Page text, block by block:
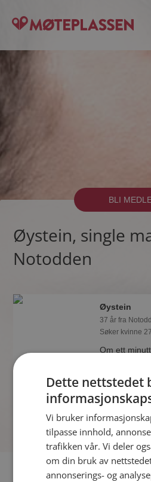
BLI
Øystein, single
Notodden
Øystein
37 år fra
Søker kvinne
Om ett
lettere å
Fler single
Dette nettstedet
Vi bruker
tilpasse innhold,
trafikken vår. Vi deler
om din bruk av
annonserings- og